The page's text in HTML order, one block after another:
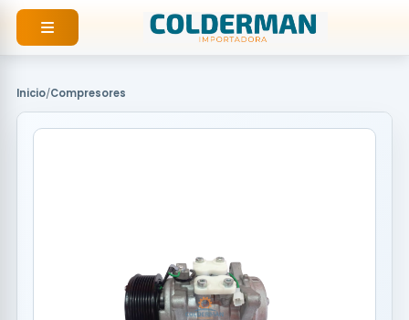
contenido
Inicio/Compresores